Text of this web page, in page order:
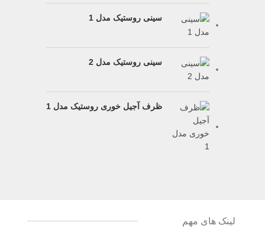
سینی روستیک مدل 1
سینی روستیک مدل 2
ظرف آجیل خوری روستیک مدل 1
لینک های مهم